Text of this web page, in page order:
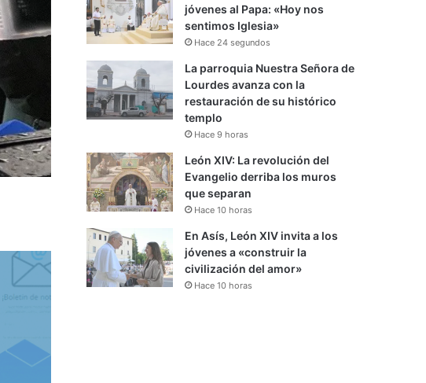
jóvenes al Papa: «Hoy nos
sentimos Iglesia»
Hace 24 segundos
La parroquia Nuestra Señora de
Lourdes avanza con la
restauración de su histórico
templo
Hace 9 horas
León XIV: La revolución del
Evangelio derriba los muros
que separan
Hace 10 horas
En Asís, León XIV invita a los
jóvenes a «construir la
civilización del amor»
Hace 10 horas